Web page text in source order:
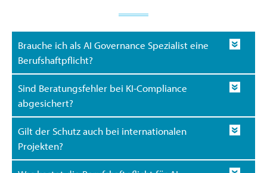
Brauche ich als AI Governance Spezialist eine
Berufshaftpflicht?
Sind Beratungsfehler bei KI-Compliance
abgesichert?
Gilt der Schutz auch bei internationalen
Projekten?